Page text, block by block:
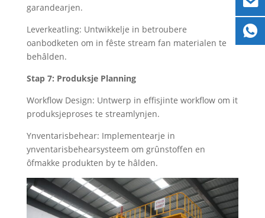
garandearjen.
Leverkeatling: Untwikkelje in betroubere
oanbodketen om in fêste stream fan materialen te
behâlden.
Stap 7: Produksje Planning
Workflow Design: Untwerp in effisjinte workflow om it
produksjeproses te streamlynjen.
Ynventarisbehear: Implementearje in
ynventarisbehearsysteem om grûnstoffen en
ôfmakke produkten by te hâlden.